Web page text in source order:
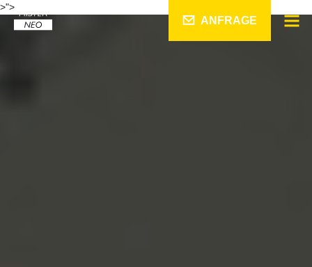
>">
ANFRAGE